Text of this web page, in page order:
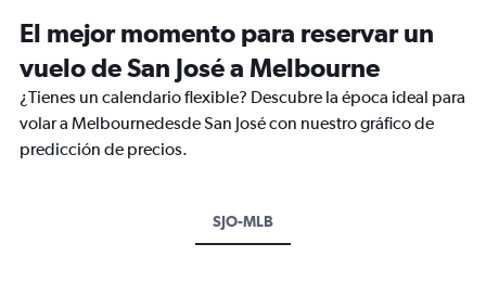
El mejor momento para reservar un
vuelo de San José a Melbourne
¿Tienes un calendario flexible? Descubre la época ideal para
volar a Melbournedesde San José con nuestro gráfico de
predicción de precios.
SJO-MLB